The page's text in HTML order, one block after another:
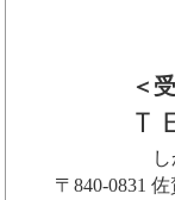
＜
Ｔ
〒840-0831